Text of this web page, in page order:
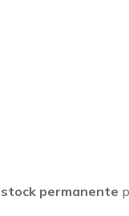
stock permanente